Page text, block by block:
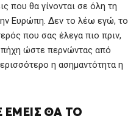
που θα γίνονται σε όλη τη
Ευρώπη. Δεν το λέω εγώ, το
που σας έλεγα πιο πριν,
ώστε περνώντας από
η ασημαντότητα η
ΘΑ ΤΟ